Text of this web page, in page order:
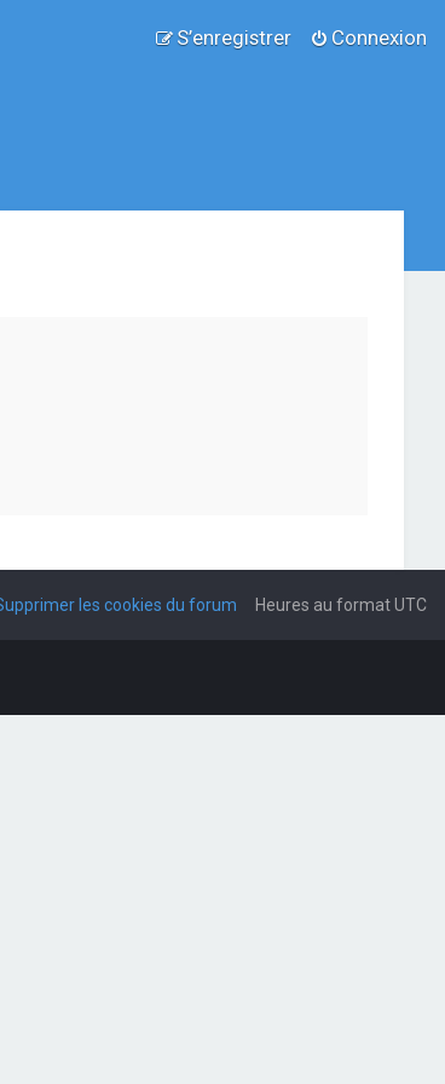
Connexion
S’enregistrer
Heures au formatUTC
les cookies du forum